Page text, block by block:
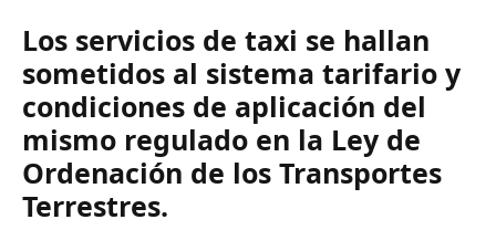
Los servicios de taxi se hallan
sometidos al sistema tarifario y
condiciones de aplicación del
mismo regulado en la Ley de
Ordenación de los Transportes
Terrestres.